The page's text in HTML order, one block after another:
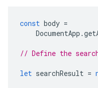
const body =
DocumentApp .
// Define the
let searchResult =